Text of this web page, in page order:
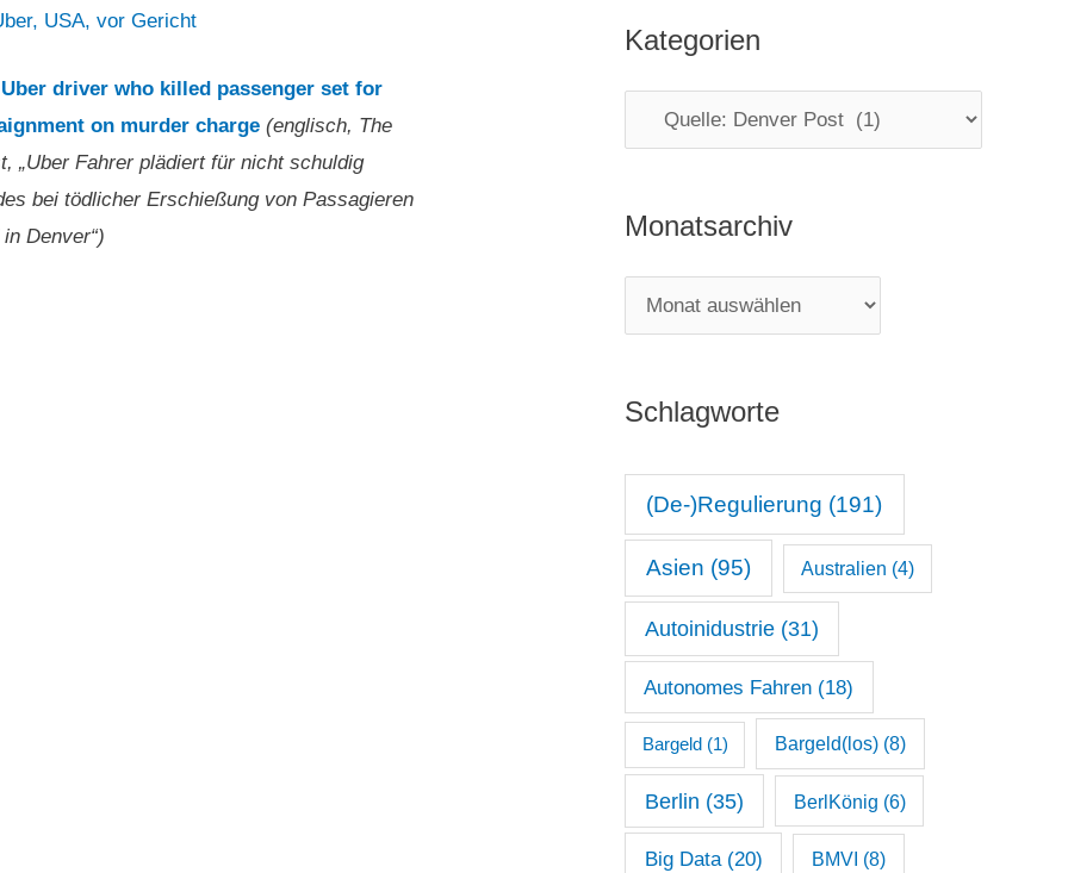
, USA,vor Gericht
Uber driver who killed passenger set for
on murder charge(englisch, The
„Uber Fahrer plädiert für nicht schuldig
bei tödlicher Erschießung von Passagieren
Denver“)
Kategorien
a
e
g
n
Monatsarchiv
o
a
a
h
Schlagworte
(De-)Regulierung (191)
Asien (95) Australien (4)
Autoinidustrie(31)
Autonomes Fahren (18)
Bargeld (1) Bargeld(los)(8)
Berlin (35) BerlKönig (6)
Big Data(20) BMVI (8)